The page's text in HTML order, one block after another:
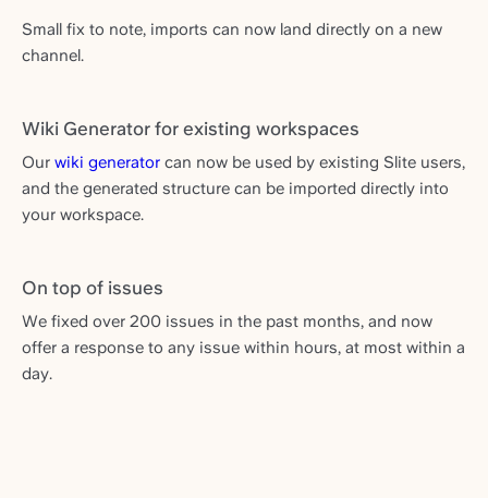
Small fix to note, imports can now land directly on a new
channel.
Wiki Generator for existing workspaces
Our wiki generator can now be used by existing Slite users,
and the generated structure can be imported directly into
your workspace.
On top of issues
We fixed over 200 issues in the past months, and now
offer a response to any issue within hours, at most within a
day.